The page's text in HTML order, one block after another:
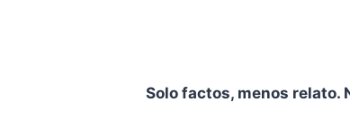
Solo factos, menos relato.